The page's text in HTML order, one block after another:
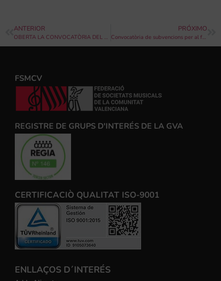
ANTERIOR
OBERTA LA CONVOCATÒRIA DEL 46 CERTAMEN DE BANDES DE MÚSICA DE L’EXCEL·LENTÍSSIMA DIPUTACIÓ DE VALÈNCIA
PRÓXIMO
Convocatòria de subvencions per al foment del valencià en l’àmbit social, 2023
FSMCV
REGISTRE DE GRUPS D'INTERÉS DE LA GVA
CERTIFICACIÒ QUALITAT ISO-9001
ENLLAÇOS D´INTERÉS